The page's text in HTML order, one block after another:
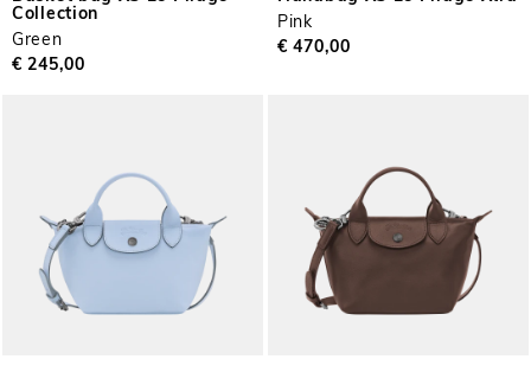
Collection
Green
€ 245,00
Pink
€ 470,00